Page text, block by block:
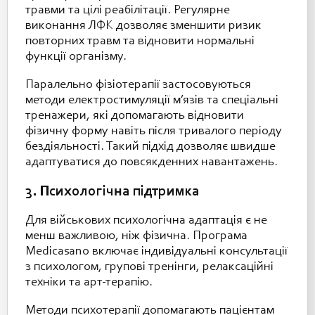
травми та цілі реабілітації. Регулярне
виконання ЛФК дозволяє зменшити ризик
повторних травм та відновити нормальні
функції організму.
Паралельно фізіотерапії застосовуються
методи електростимуляції м’язів та спеціальні
тренажери, які допомагають відновити
фізичну форму навіть після тривалого періоду
бездіяльності. Такий підхід дозволяє швидше
адаптуватися до повсякденних навантажень.
3. Психологічна підтримка
Для військових психологічна адаптація є не
менш важливою, ніж фізична. Програма
Medicasano включає індивідуальні консультації
з психологом, групові тренінги, релаксаційні
техніки та арт-терапію.
Методи психотерапії допомагають пацієнтам